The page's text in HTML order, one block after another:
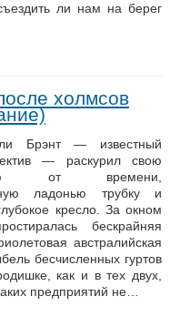
ли нам на берег
холмсов
Брэнт — известный
— раскурил свою
от времени,
ладонью трубку и
кресло. За окном
бескрайняя
австралийская
бесчисленных гуртов
как и в тех двух,
предприятий не…